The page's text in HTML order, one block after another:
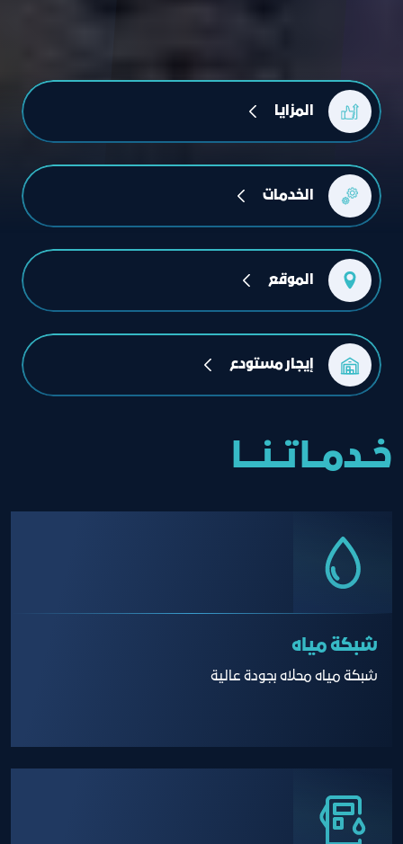
المزايا
الخدمات
الموقع
إيجار مستودع
خــدمــاتــنــــا
شبكة مياه
شبكة مياه محلاه بجودة عالية